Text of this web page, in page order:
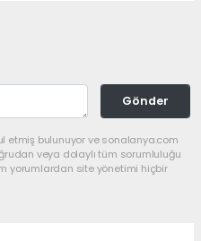
Gönder
etmiş bulunuyor ve sonalanya.com
veya dolaylı tüm sorumluluğu
yorumlardan site yönetimi hiçbir